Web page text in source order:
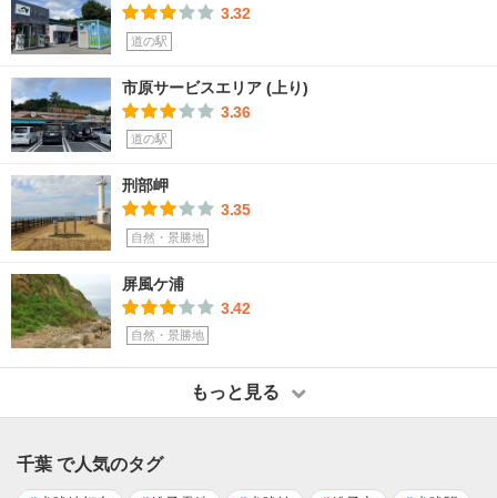
3.32
道の駅
市原サービスエリア (上り)
3.36
道の駅
刑部岬
3.35
自然・景勝地
屏風ケ浦
3.42
自然・景勝地
もっと見る
千葉 で人気のタグ